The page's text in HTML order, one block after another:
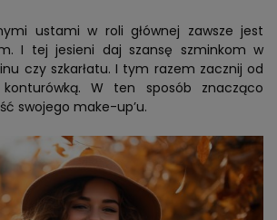
ustami w roli głównej zawsze jest
I tej jesieni daj szansę szminkom w
czy szkarłatu. I tym razem zacznij od
W ten sposób znacząco
swojego make-up’u.